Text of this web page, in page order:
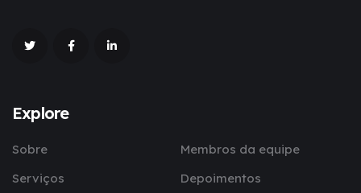
Explore
Sobre
Membros da equipe
Serviços
Depoimentos